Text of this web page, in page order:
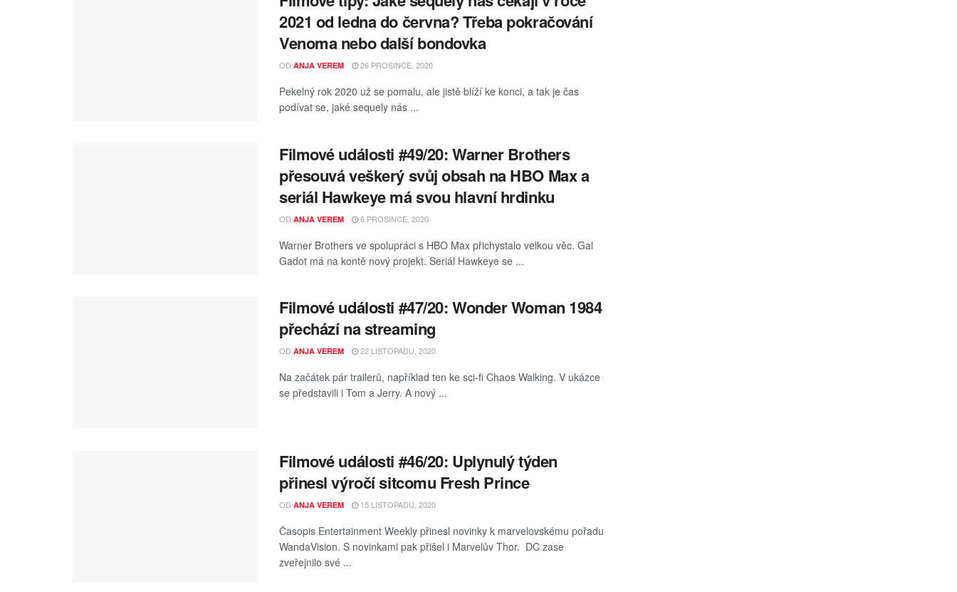
2021 od ledna do června? Třeba pokračování
Venoma nebo další bondovka
OD ANJA VEREM 26 PROSINCE, 2020
Pekelný rok 2020 už se pomalu, ale jistě blíží ke konci, a tak je čas
podívat se, jaké sequely nás ...
Filmové události #49/20: Warner Brothers
přesouvá veškerý svůj obsah na HBO Max a
seriál Hawkeye má svou hlavní hrdinku
OD ANJA VEREM 6 PROSINCE, 2020
Warner Brothers ve spolupráci s HBO Max přichystalo velkou věc. Gal
Gadot má na kontě nový projekt. Seriál Hawkeye se ...
Filmové události #47/20: Wonder Woman 1984
přechází na streaming
OD ANJA VEREM 22 LISTOPADU, 2020
Na začátek pár trailerů, například ten ke sci-fi Chaos Walking. V ukázce
se představili i Tom a Jerry. A nový ...
Filmové události #46/20: Uplynulý týden
přinesl výročí sitcomu Fresh Prince
OD ANJA VEREM 15 LISTOPADU, 2020
Časopis Entertainment Weekly přinesl novinky k marvelovskému pořadu
WandaVision. S novinkami pak přišel i Marvelův Thor. DC zase
zveřejnilo své ...